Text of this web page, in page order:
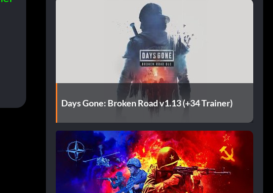
Days Gone: Broken Road v1.13 (+34 Trainer)